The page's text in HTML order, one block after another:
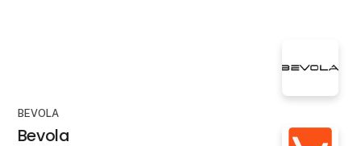
BEVOLA
Bevola